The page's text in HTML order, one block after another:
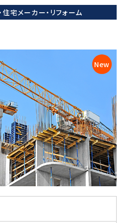
住宅メーカー・リフォーム